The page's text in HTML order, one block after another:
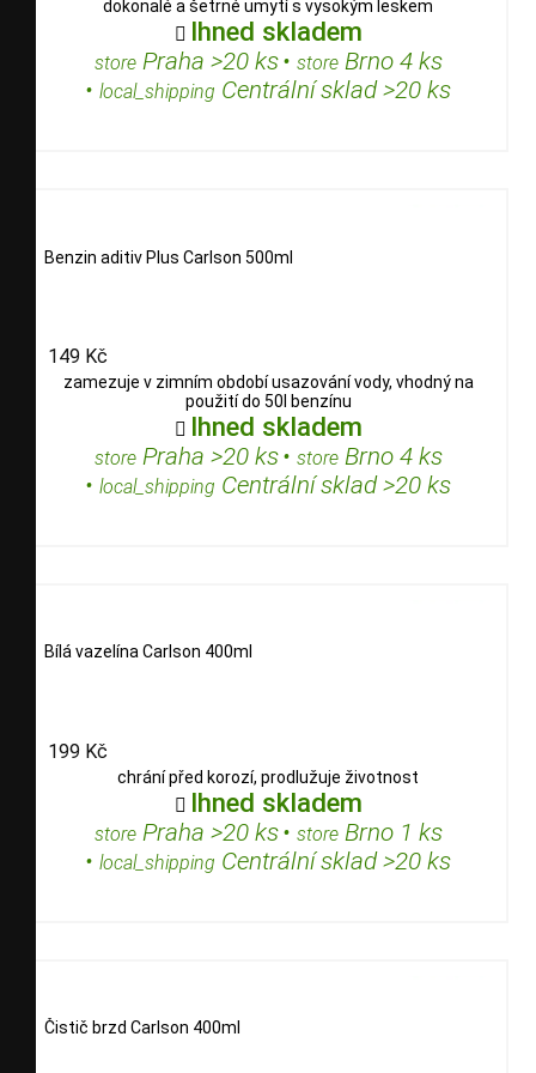
dokonalé a šetrné umytí s vysokým leskem
 Ihned skladem
storePraha >20 ks• storeBrno 4 ks
• local_shipping Centrální sklad >20 ks
Benzin aditiv Plus Carlson 500ml
149 Kč
zamezuje v zimním období usazování vody, vhodný na
použití do 50l benzínu
 Ihned skladem
storePraha >20 ks• storeBrno 4 ks
• local_shipping Centrální sklad >20 ks
Bílá vazelína Carlson 400ml
199 Kč
chrání před korozí, prodlužuje životnost
 Ihned skladem
storePraha >20 ks• storeBrno 1 ks
• local_shipping Centrální sklad >20 ks
Čistič brzd Carlson 400ml